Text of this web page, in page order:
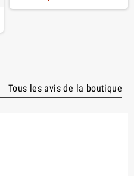
Tous les avis de la boutique